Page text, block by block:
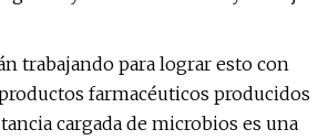
trabajando para lograr esto con
farmacéuticos producidos
cargada de microbios es una